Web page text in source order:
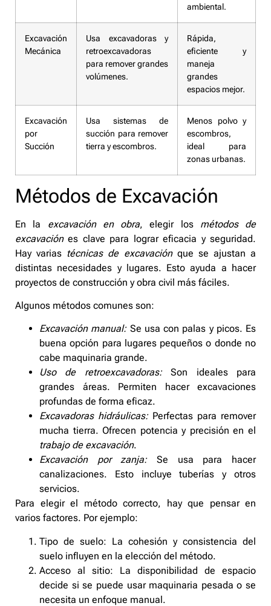
ambiental.
Excavación
Mecánica
Usa excavadoras y
retroexcavadoras
para remover grandes
volúmenes.
Rápida,
eficiente y
maneja
grandes
espacios mejor.
Excavación
por
Succión
Usa sistemas de
succión para remover
tierra y escombros.
Menos polvo y
escombros,
ideal para
zonas urbanas.
Métodos de Excavación
En la excavación en obra, elegir los métodos de
excavaciónes clave para lograr eficacia y seguridad.
Hay varias técnicas de excavaciónque se ajustan a
distintas necesidades y lugares. Esto ayuda a hacer
proyectos de construcción y obra civil más fáciles.
Algunos métodos comunes son:
Excavación manual:Se usa con palas y picos. Es
buena opción para lugares pequeños o donde no
cabe maquinaria grande.
Uso de retroexcavadoras:Son ideales para
grandes áreas. Permiten hacer excavaciones
profundas de forma eficaz.
Excavadoras hidráulicas:Perfectas para remover
mucha tierra. Ofrecen potencia y precisión en el
trabajo de excavación.
Excavación por zanja:Se usa para hacer
canalizaciones. Esto incluye tuberías y otros
servicios.
Para elegir el método correcto, hay que pensar en
varios factores. Por ejemplo:
Tipo de suelo: La cohesión y consistencia del
suelo influyen en la elección del método.
Acceso al sitio: La disponibilidad de espacio
decide si se puede usar maquinaria pesada o se
necesita un enfoque manual.